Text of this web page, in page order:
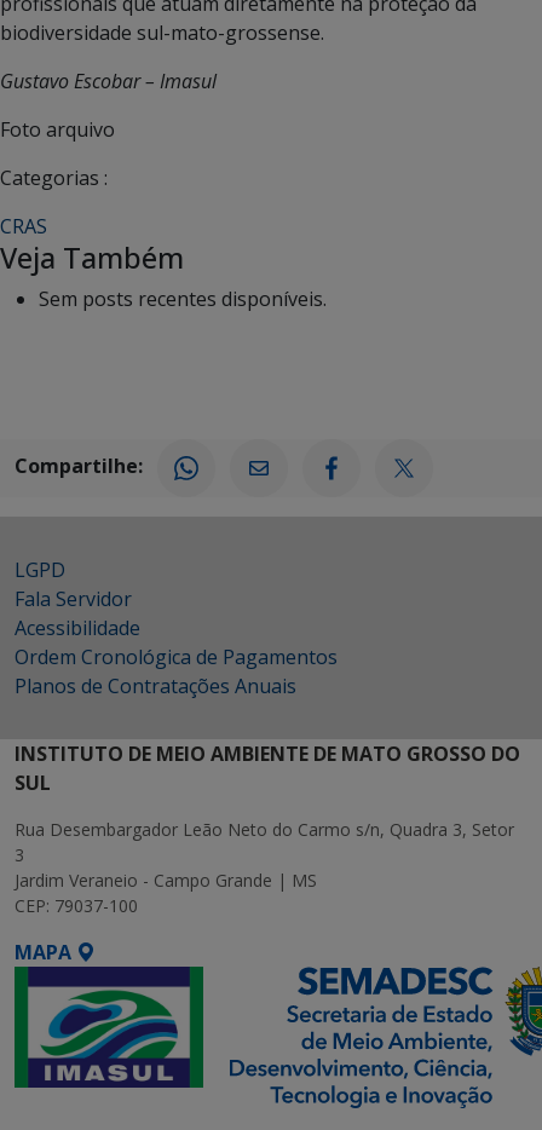
biodiversidade sul-mato-grossense.
Gustavo Escobar – Imasul
Foto arquivo
Categorias :
CRAS
Veja Também
Sem posts recentes disponíveis.
Compartilhe:
LGPD
Fala Servidor
Acessibilidade
Ordem Cronológica de Pagamentos
Planos de Contratações Anuais
INSTITUTO DE MEIO AMBIENTE DE MATO GROSSO DO
SUL
Rua Desembargador Leão Neto do Carmo s/n, Quadra 3, Setor
3
Jardim Veraneio - Campo Grande | MS
CEP: 79037-100
MAPA